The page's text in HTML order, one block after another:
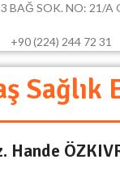
BAĞ SOK. NO: 21/A
+90 (224) 244 72 31
Sağlık
Hande